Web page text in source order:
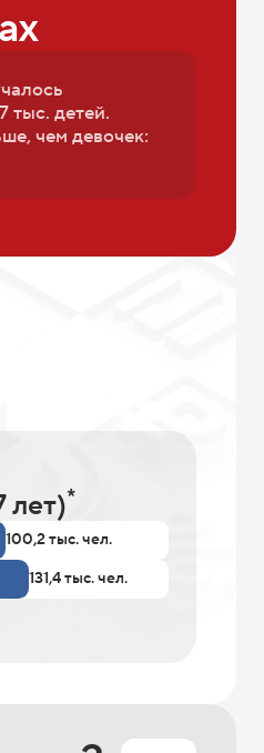
тыс. детей.
чем девочек:
лет)*
100,2 тыс. чел.
131,4 тыс. чел.